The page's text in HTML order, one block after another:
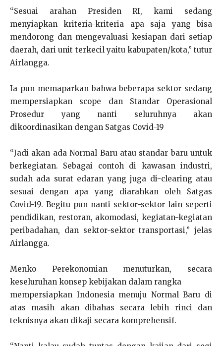
“Sesuai arahan Presiden RI, kami sedang
menyiapkan kriteria-kriteria apa saja yang bisa
mendorong dan mengevaluasi kesiapan dari setiap
daerah, dari unit terkecil yaitu kabupaten/kota,” tutur
Airlangga.
Ia pun memaparkan bahwa beberapa sektor sedang
mempersiapkan scope dan Standar Operasional
Prosedur yang nanti seluruhnya akan
dikoordinasikan dengan Satgas Covid-19
“Jadi akan ada Normal Baru atau standar baru untuk
berkegiatan. Sebagai contoh di kawasan industri,
sudah ada surat edaran yang juga di-clearing atau
sesuai dengan apa yang diarahkan oleh Satgas
Covid-19. Begitu pun nanti sektor-sektor lain seperti
pendidikan, restoran, akomodasi, kegiatan-kegiatan
peribadahan, dan sektor-sektor transportasi,” jelas
Airlangga.
Menko Perekonomian menuturkan, secara
keseluruhan konsep kebijakan dalam rangka
mempersiapkan Indonesia menuju Normal Baru di
atas masih akan dibahas secara lebih rinci dan
teknisnya akan dikaji secara komprehensif.